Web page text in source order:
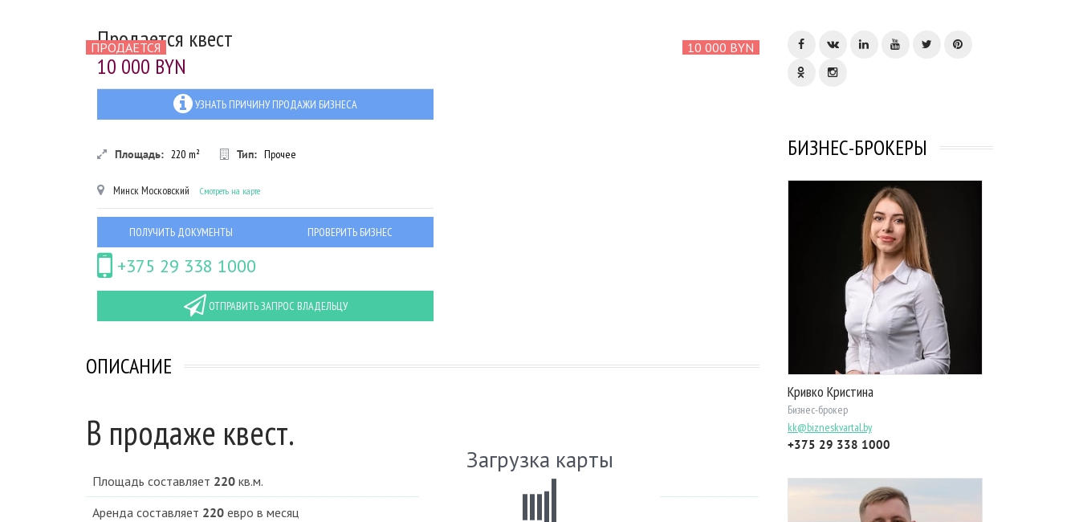
ПРОДАЕТСЯ 10 000 BYN
Продается квест
10 000 BYN
УЗНАТЬ ПРИЧИНУ ПРОДАЖИ БИЗНЕСА
Площадь: 220 m² Тип: Прочее
МинскМосковский Смотреть на карте
ПОЛУЧИТЬ ДОКУМЕНТЫ ПРОВЕРИТЬ БИЗНЕС
+375 29 338 1000
ОТПРАВИТЬ ЗАПРОС ВЛАДЕЛЬЦУ
ОПИСАНИЕ
В продаже квест.
Площадь составляет 220 кв.м.
Аренда составляет 220 евро в месяц
Загрузка карты
БИЗНЕС-БРОКЕРЫ
Кривко Кристина
Бизнес-брокер
kk@bizneskvartal.by
+375 29 338 1000